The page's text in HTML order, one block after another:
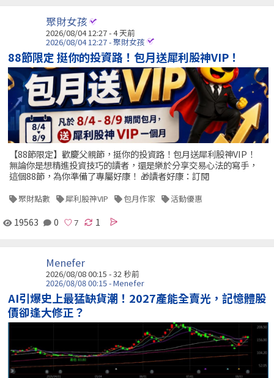
聚財女孩
2026/08/04 12:27 - 4 天前
2026/08/04 12:27 - 聚財女孩
88節限定 挺你的投資路！包月送犀利股神VIP！
【88節限定】歡慶父親節，挺你的投資路！包月送犀利股神VIP！
無論你是想精進投資技巧的讀者，還是樂於分享交易心法的寫手，
這個88節，為你準備了專屬好康！ 🎁讀者好康：訂閱
聚財點數 犀利股神VIP 包月作家 活動優惠
19563 0 1
Menefer
2026/08/08 00:15 -32 秒前
2026/08/08 00:15 - Menefer
AI引爆史上最猛缺貨潮！2027產能全賣光，記憶體股
價卻逢大修正？